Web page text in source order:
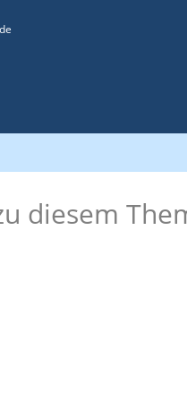
diesem